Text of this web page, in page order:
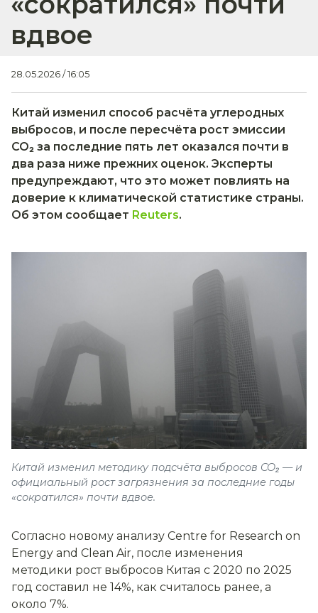
вдвое
28.05.2026 / 16:05
Китай изменил способ расчёта углеродных
выбросов, и после пересчёта рост эмиссии
CO₂ за последние пять лет оказался почти в
два раза ниже прежних оценок. Эксперты
предупреждают, что это может повлиять на
доверие к климатической статистике страны.
Об этом сообщает Reuters.
Китай изменил методику подсчёта выбросов CO₂ — и
официальный рост загрязнения за последние годы
«сократился» почти вдвое.
Согласно новому анализу Centre for Research on
Energy and Clean Air, после изменения
методики рост выбросов Китая с 2020 по 2025
год составил не 14%, как считалось ранее, а
около 7%.